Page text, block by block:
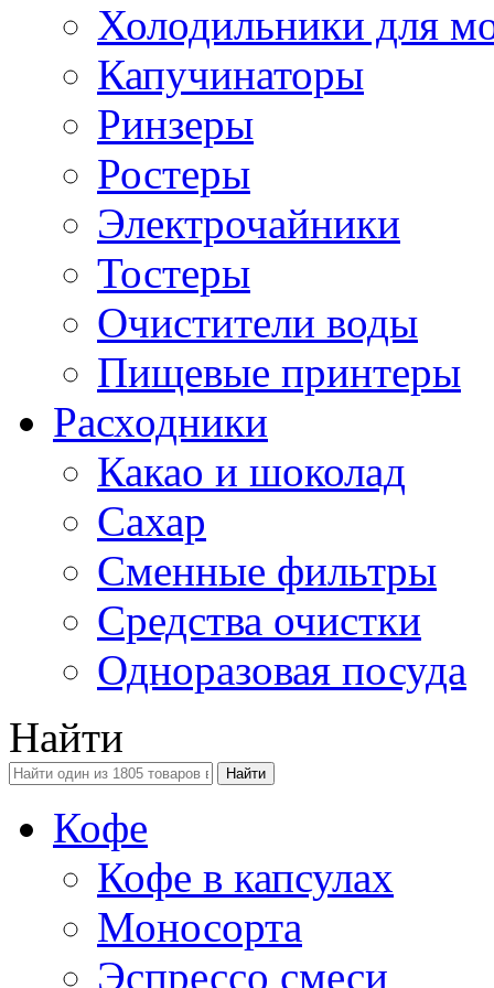
Холодильники для
Капучинаторы
Ринзеры
Ростеры
Электрочайники
Тостеры
Очистители воды
Пищевые принтеры
Расходники
Какао и шоколад
Сахар
Сменные фильтры
Средства очистки
Одноразовая посуда
Найти
Кофе
Кофе в капсулах
Моносорта
Эспрессо смеси